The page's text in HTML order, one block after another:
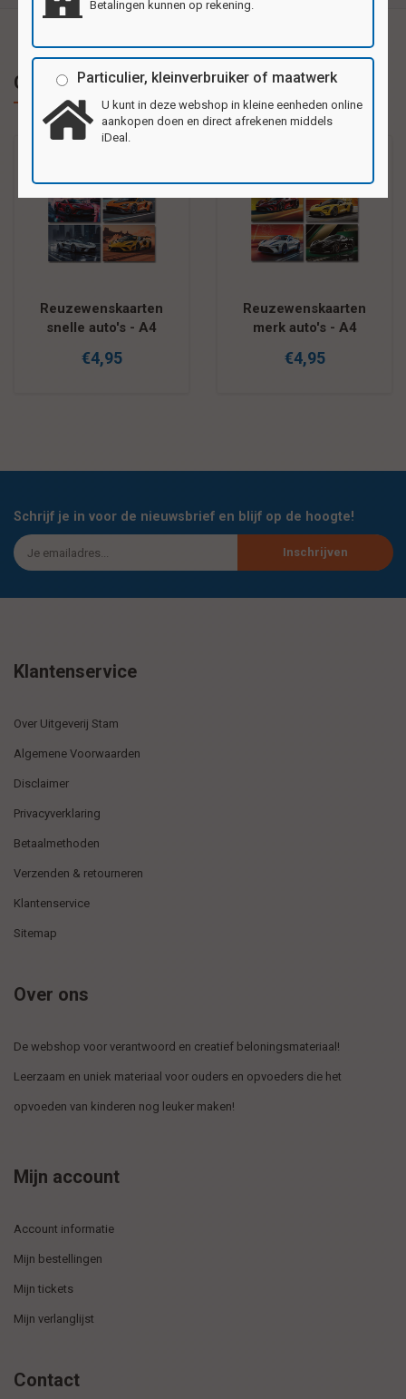
Gerelateerde producten
Reuzewenskaarten
snelle auto's - A4
€4,95
Reuzewenskaarten
merk auto's - A4
€4,95
Schrijf je in voor de nieuwsbrief en blijf op de hoogte!
Inschrijven
Klantenservice
Over Uitgeverij Stam
Algemene Voorwaarden
Disclaimer
Privacyverklaring
Betaalmethoden
Verzenden & retourneren
Klantenservice
Sitemap
Over ons
De webshop voor verantwoord en creatief beloningsmateriaal!
Leerzaam en uniek materiaal voor ouders en opvoeders die het
opvoeden van kinderen nog leuker maken!
Mijn account
Account informatie
Mijn bestellingen
Mijn tickets
Mijn verlanglijst
Contact
Betalingen kunnen op rekening.
Particulier, kleinverbruiker of maatwerk
U kunt in deze webshop in kleine eenheden online
aankopen doen en direct afrekenen middels
iDeal.